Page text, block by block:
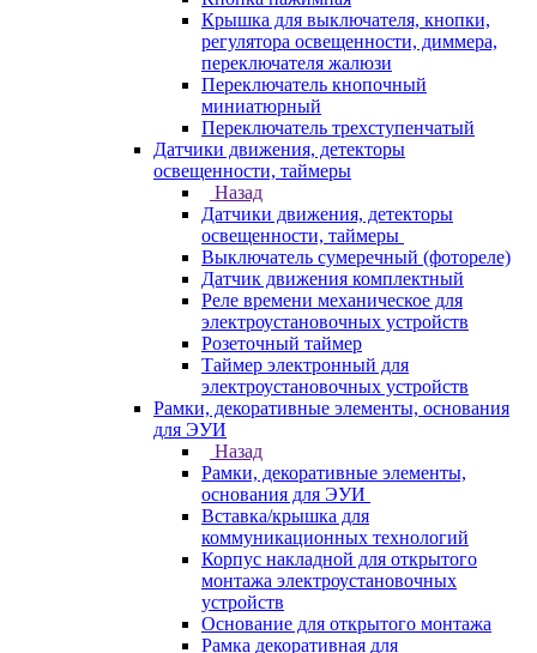
Крышка для выключателя, кнопки,
регулятора освещенности, диммера,
переключателя жалюзи
Переключатель кнопочный
миниатюрный
Переключатель трехступенчатый
Датчики движения, детекторы
освещенности, таймеры
Назад
Датчики движения, детекторы
освещенности, таймеры
Выключатель сумеречный (фотореле)
Датчик движения комплектный
Реле времени механическое для
электроустановочных устройств
Розеточный таймер
Таймер электронный для
электроустановочных устройств
Рамки, декоративные элементы, основания
для ЭУИ
Назад
Рамки, декоративные элементы,
основания для ЭУИ
Вставка/крышка для
коммуникационных технологий
Корпус накладной для открытого
монтажа электроустановочных
устройств
Основание для открытого монтажа
Рамка декоративная для